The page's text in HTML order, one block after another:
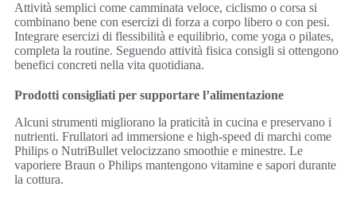
Attività semplici come camminata veloce, ciclismo o corsa si
combinano bene con esercizi di forza a corpo libero o con pesi.
Integrare esercizi di flessibilità e equilibrio, come yoga o pilates,
completa la routine. Seguendo attività fisica consigli si ottengono
benefici concreti nella vita quotidiana.
Prodotti consigliati per supportare l’alimentazione
Alcuni strumenti migliorano la praticità in cucina e preservano i
nutrienti. Frullatori ad immersione e high-speed di marchi come
Philips o NutriBullet velocizzano smoothie e minestre. Le
vaporiere Braun o Philips mantengono vitamine e sapori durante
la cottura.